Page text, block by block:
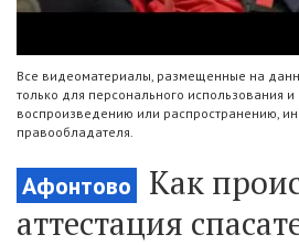
Все видеоматериалы, размещенные на
только для персонального использования
воспроизведению или распространению,
правообладателя.
Афонтово
Как
аттестация